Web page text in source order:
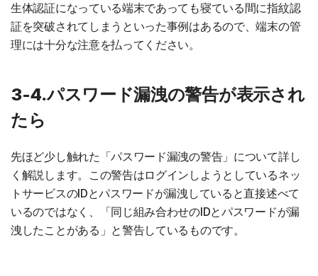
生体認証になっている端末であっても寝ている間に指紋認
証を突破されてしまうといった事例はあるので、端末の管
理には十分な注意を払ってください。
3-4.パスワード漏洩の警告が表示され
たら
先ほど少し触れた「パスワード漏洩の警告」について詳し
く解説します。この警告はログインしようとしているネッ
トサービスのIDとパスワードが漏洩していると直接述べて
いるのではなく、「同じ組み合わせのIDとパスワードが漏
洩したことがある」と警告しているものです。